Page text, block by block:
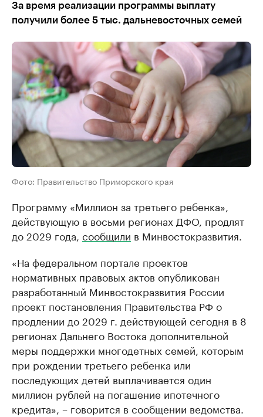
За время реализации программы выплату
получили более 5 тыс. дальневосточных семей
Фото: Правительство Приморского края
Программу «Миллион за третьего ребенка»,
действующую в восьми регионах ДФО, продлят
до 2029 года, сообщили в Минвостокразвития.
«На федеральном портале проектов
нормативных правовых актов опубликован
разработанный Минвостокразвития России
проект постановления Правительства РФ о
продлении до 2029 г. действующей сегодня в 8
регионах Дальнего Востока дополнительной
меры поддержки многодетных семей, которым
при рождении третьего ребенка или
последующих детей выплачивается один
миллион рублей на погашение ипотечного
кредита», – говорится в сообщении ведомства.